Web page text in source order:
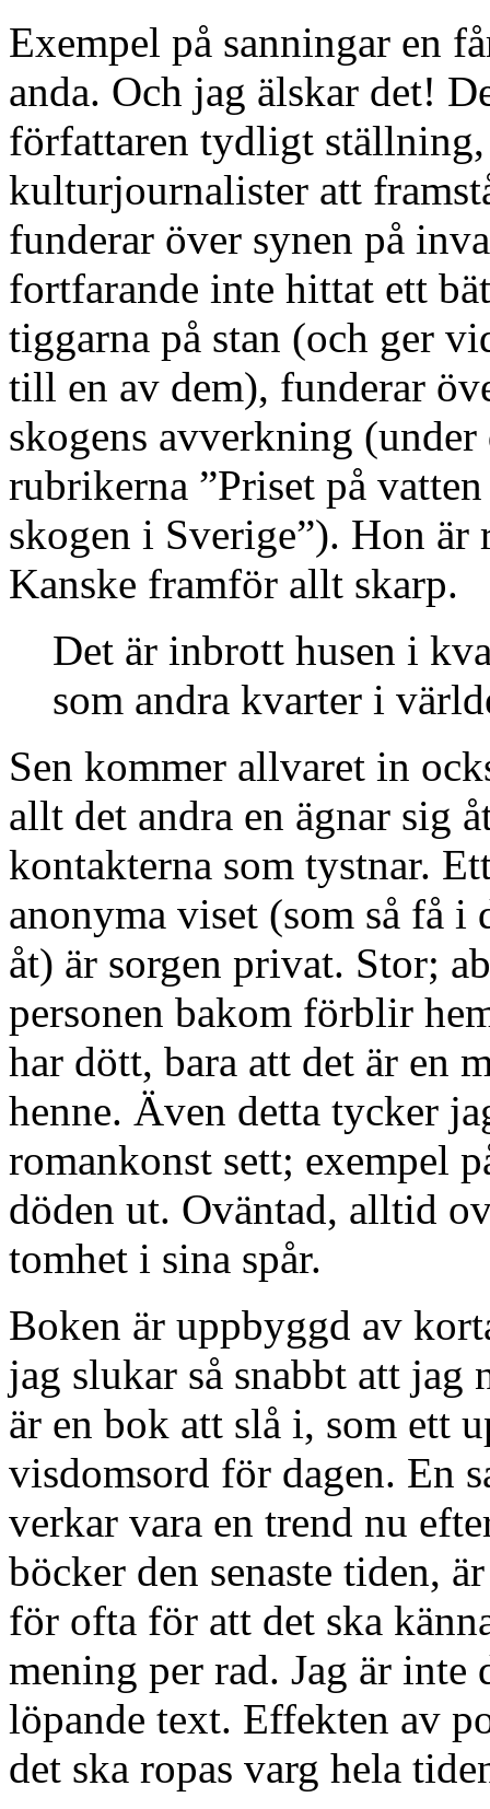
Exempel på sanningar en
anda. Och jag älskar det!
författaren tydligt ställning,
kulturjournalister att
funderar över synen på
fortfarande inte hittat ett
tiggarna på stan (och ger
till en av dem), funderar
skogens avverkning
rubrikerna ”Priset på
skogen i Sverige”). Hon
Kanske framför allt skarp.
Det är inbrott husen i
som andra kvarter i
Sen kommer allvaret in
allt det andra en ägnar sig
kontakterna som tystnar.
anonyma viset (som så få i
åt) är sorgen privat. Stor;
personen bakom förblir
har dött, bara att det är en
henne. Även detta tycker
romankonst sett; exempel
döden ut. Oväntad, alltid
tomhet i sina spår.
Boken är uppbyggd av
jag slukar så snabbt att jag
är en bok att slå i, som ett
visdomsord för dagen. En
verkar vara en trend nu
böcker den senaste tiden,
för ofta för att det ska
mening per rad. Jag är
löpande text. Effekten av
det ska ropas varg hela